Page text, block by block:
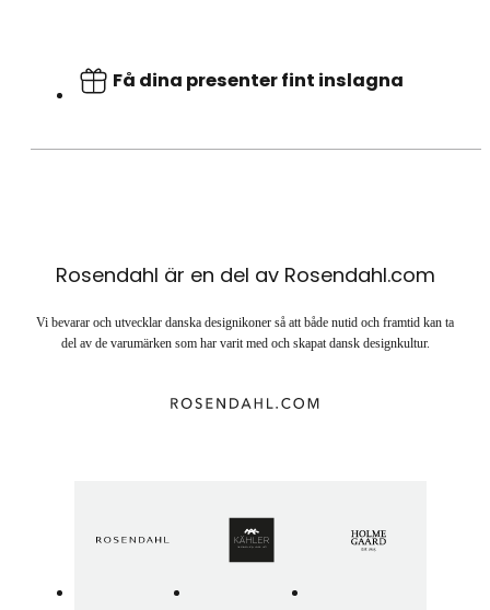
Få dina presenter fint inslagna
Rosendahl är en del av Rosendahl.com
Vi bevarar och utvecklar danska designikoner så att både nutid och framtid kan ta
del av de varumärken som har varit med och skapat dansk designkultur.